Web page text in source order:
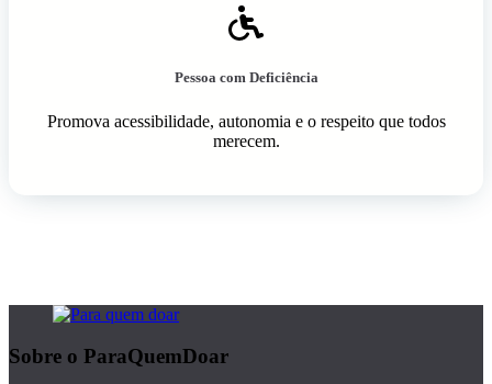
Pessoa com Deficiência
Promova acessibilidade, autonomia e o respeito que todos
merecem.
Sobre o ParaQuemDoar